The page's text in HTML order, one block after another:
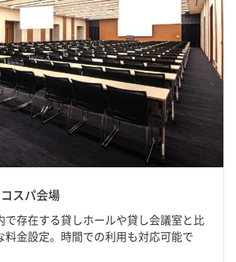
スパ会場
で存在する貸しホールや貸し会議室と比
料金設定。時間での利用も対応可能で